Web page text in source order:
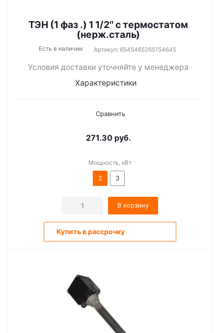
ТЭН (1 фаз .) 1 1/2'' c термостатом
(нерж.сталь)
Есть в наличии Артикул: 6545465265154645
Условия доставки уточняйте у менеджера
Характеристики
Сравнить
271.30руб.
Мощность, кВт
2 3
В корзину
Купить в рассрочку